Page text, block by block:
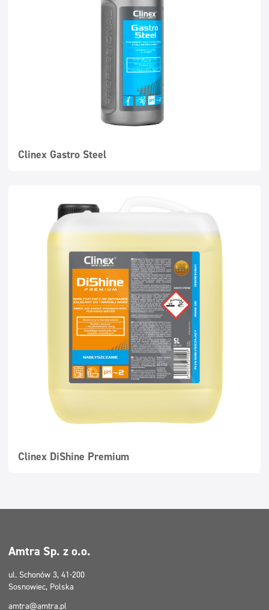
Superkontsentraadid
Clinex Gastro Steel
Clinex DiShine Premium
Amtra Sp. z o.o.
ul. Schonów 3, 41-200
Sosnowiec, Polska
amtra@amtra.pl